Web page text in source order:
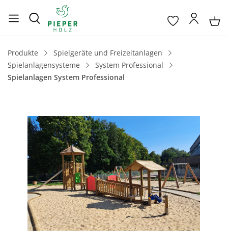
Produkte
Spielgeräte und Freizeitanlagen
Spielanlagensysteme
System Professional
Spielanlagen System Professional
Bildergalerie überspringen